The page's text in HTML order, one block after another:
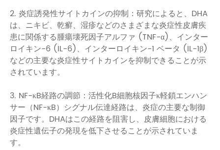
2. 炎症誘発性サイトカインの抑制：研究によると、DHA
は、ニキビ、乾癬、湿疹などのさまざまな炎症性皮膚疾
患に関係する腫瘍壊死因子アルファ (TNF-α)、インター
ロイキン-6 (IL-6)、インターロイキン-1 ベータ (IL-1β)
などの主要な炎症性サイトカインを抑制できることが示
されています。
3. NF-κB経路の調節：活性化B細胞核因子κ軽鎖エンハン
サー（NF-κB）シグナル伝達経路は、炎症の主要な制御
因子です。DHAはこの経路を阻害し、皮膚細胞における
炎症性遺伝子の発現を低下させることが示されていま
す。